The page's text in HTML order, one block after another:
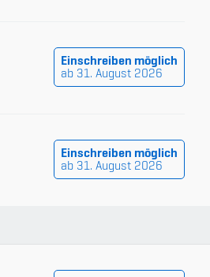
Einschreiben möglich
ab 31. August 2026
Einschreiben möglich
ab 31. August 2026